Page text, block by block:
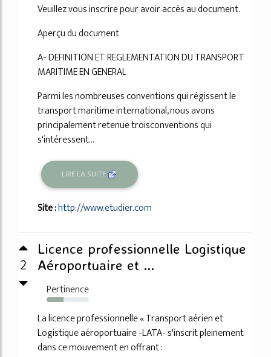
Veuillez vous inscrire pour avoir accès au document.
Aperçu du document
A- DEFINITION ET REGLEMENTATION DU TRANSPORT
MARITIME EN GENERAL
Parmi les nombreuses conventions qui régissent le
transport maritime international, nous avons
principalement retenue troisconventions qui
s'intéressent...
LIRE LA SUITE
Site :http://www.etudier.com
2
Licence professionnelle Logistique
Aéroportuaire et ...
Pertinence
40%
La licence professionnelle « Transport aérien et
Logistique aéroportuaire -LATA- s'inscrit pleinement
dans ce mouvement en offrant :